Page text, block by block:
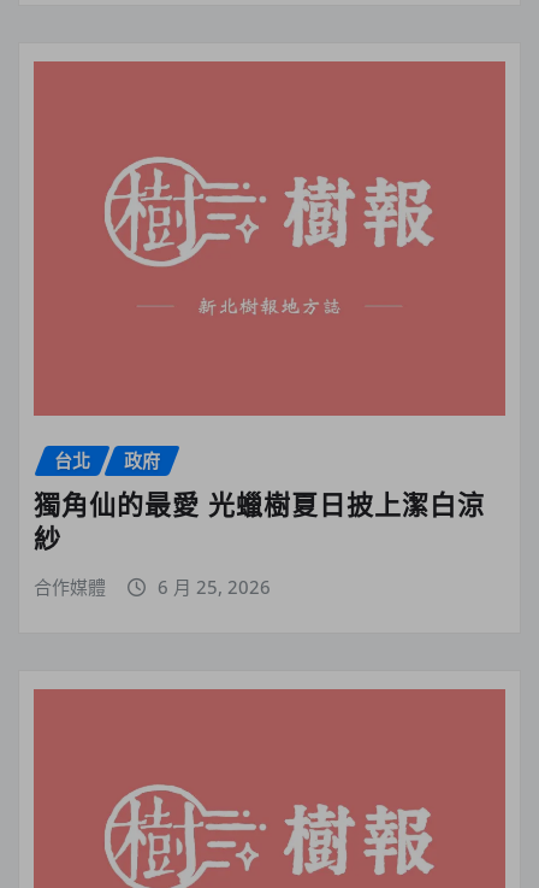
台北 政府
獨角仙的最愛 光蠟樹夏日披上潔白涼
紗
合作媒體 6 月 25, 2026